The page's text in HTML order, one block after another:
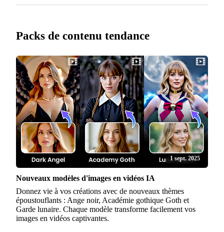
Packs de contenu tendance
1 sept. 2025
Nouveaux modèles d'images en vidéos IA
Donnez vie à vos créations avec de nouveaux thèmes
époustouflants : Ange noir, Académie gothique Goth et
Garde lunaire. Chaque modèle transforme facilement vos
images en vidéos captivantes.